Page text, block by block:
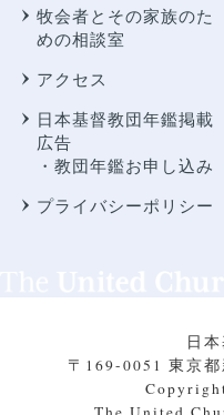
牧会者とその家族のた
めの相談室
アクセス
日本基督教団年鑑掲載
広告
・教団年鑑お申し込み
プライバシーポリシー
日
〒169-0051 東京